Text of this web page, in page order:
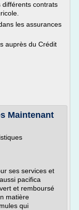
différents contrats
les assurances
auprès du Crédit
Maintenant
ses services et
pacifica
et remboursé
matière
qui